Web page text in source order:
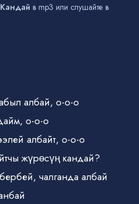
в mp3 или слушайте в
албай, о-о-о
о-о-о
албайт, о-о-о
жүрөсүң кандай?
чалганда албай